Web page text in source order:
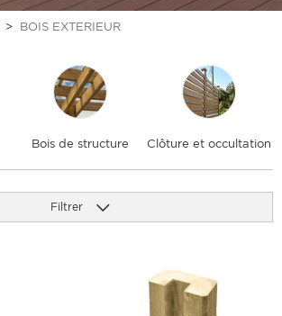
BOIS EXTERIEUR
Bois de structure Clôture et occultation
Filtrer